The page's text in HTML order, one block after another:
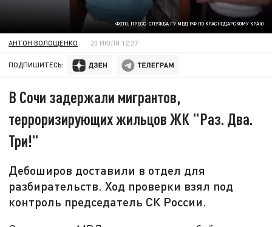
ФОТО: ПРЕСС-СЛУЖБА ГУ МВД РФ ПО КРАСНОДАРСКОМУ КРАЮ
АНТОН ВОЛОЩЕНКО 20 ИЮЛЯ 12:27
ПОДПИШИТЕСЬ:
В Сочи задержали мигрантов,
терроризирующих жильцов ЖК "Раз. Два.
Три!"
Дебоширов доставили в отдел для
разбирательств. Ход проверки взял под
контроль председатель СК России.